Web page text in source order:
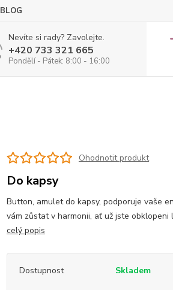
BLOG
Nevíte si rady? Zavolejte.
+420 733 321 665
Pondělí - Pátek: 8:00 - 16:00
Ohodnotit produkt
Do kapsy
Button, amulet do kapsy, podporuje vaše
vám zůstat v harmonii, ať už jste obklopeni
celý popis
Dostupnost Skladem